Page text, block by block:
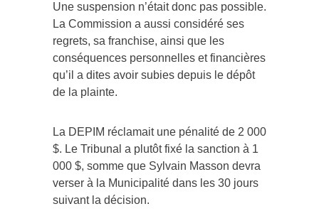
Une suspension n’était donc pas possible.
La Commission a aussi considéré ses
regrets, sa franchise, ainsi que les
conséquences personnelles et financières
qu’il a dites avoir subies depuis le dépôt
de la plainte.
La DEPIM réclamait une pénalité de 2 000
$. Le Tribunal a plutôt fixé la sanction à 1
000 $, somme que Sylvain Masson devra
verser à la Municipalité dans les 30 jours
suivant la décision.